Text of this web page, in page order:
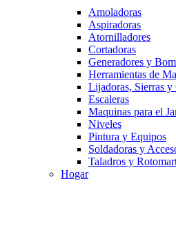
Amoladoras
Aspiradoras
Atornilladores
Cortadoras
Generadores y
Herramientas de
Lijadoras, Sierras y
Escaleras
Maquinas para el
Niveles
Pintura y Equipos
Soldadoras y
Taladros y
Hogar